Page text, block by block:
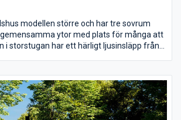
modellen större och har tre sovrum
ytor med plats för många att
i storstugan har ett härligt ljusinsläpp från
kan göras om till klädkammare om så
gemensamma WC:et finns även separat
funktion vid permanentboende.